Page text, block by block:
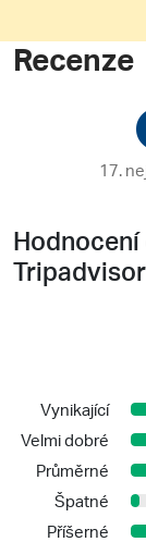
Recenze
17.
Tripadvisor
Vynikající
Velmi dobré
Průměrné
Špatné
Příšerné